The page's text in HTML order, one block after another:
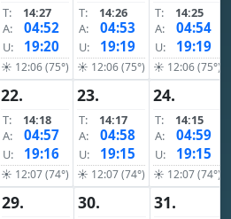
T:
14:27
A:
04:52
U: 19:20
☀ 12:06 (75°)
T:
14:26
A:
04:53
U: 19:19
☀ 12:06 (75°)
T:
14:25
A:
04:54
U: 19:19
☀ 12:06 (75°)
22.
T:
14:18
A:
04:57
U: 19:16
☀ 12:07 (74°)
23.
T:
14:17
A:
04:58
U: 19:15
☀ 12:07 (74°)
24.
T:
14:15
A:
04:59
U: 19:15
☀ 12:07 (74°)
29. 30. 31.